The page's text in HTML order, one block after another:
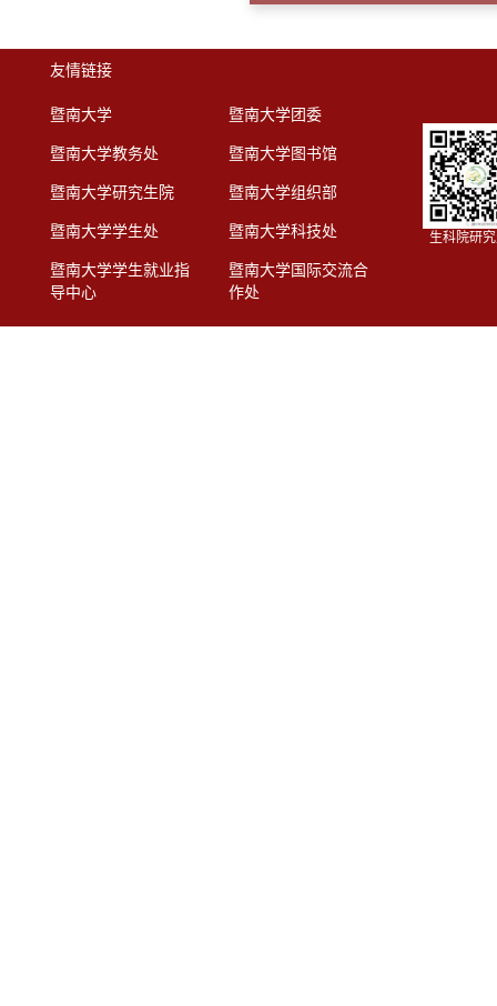
友情链接
暨南大学
暨南大学教务处
暨南大学研究生院
暨南大学学生处
暨南大学学生就业指
导中心
暨南大学团委
暨南大学图书馆
暨南大学组织部
暨南大学科技处
暨南大学国际交流合
作处
生科院研